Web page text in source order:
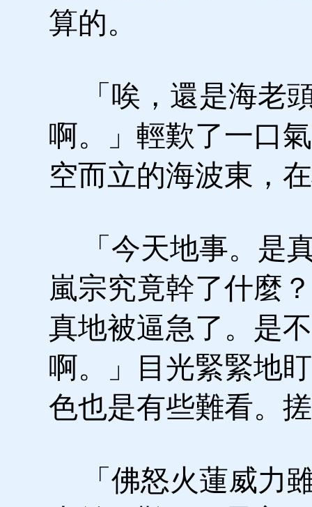
算的。
「唉，還是海老
啊。」輕歎了一口
空而立的海波東，
「今天地事。是
嵐宗究竟幹了什麼
真地被逼急了。是
啊。」目光緊緊地
色也是有些難看。
「佛怒火蓮威力